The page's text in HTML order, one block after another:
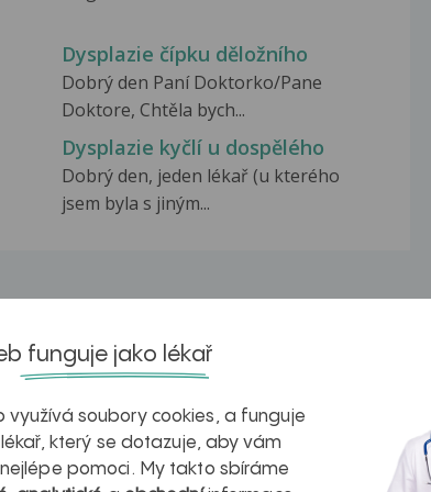
Dysplazie čípku děložního
Dobrý den Paní Doktorko/Pane
Doktore, Chtěla bych...
Dysplazie kyčlí u dospělého
Dobrý den, jeden lékař (u kterého
jsem byla s jiným...
zdravá játra?
funguje jako lékař
využívá soubory cookies, a funguje
který se dotazuje, aby vám
pomoci. My takto sbíráme